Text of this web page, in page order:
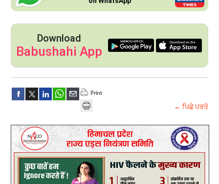
Download
Babushahi App
← ਪਿਛੇ ਪਰਤੋ